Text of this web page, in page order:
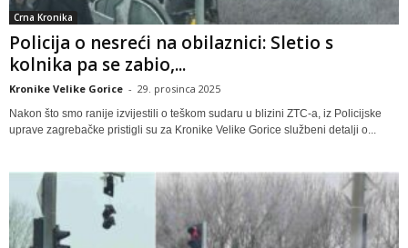
Crna Kronika
Policija o nesreći na obilaznici: Sletio s
kolnika pa se zabio,...
Kronike Velike Gorice - 29. prosinca 2025
Nakon što smo ranije izvijestili o teškom sudaru u blizini ZTC-a, iz Policijske
uprave zagrebačke pristigli su za Kronike Velike Gorice službeni detalji o...